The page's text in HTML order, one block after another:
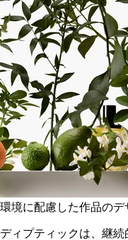
環境に配慮した作品のデ
ディプティックは、継